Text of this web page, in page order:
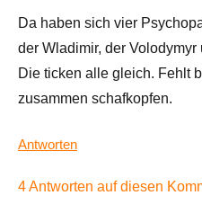
Da haben sich vier
der Wladimir, der Volodymyr
Die ticken alle gleich. Fehlt
zusammen schafkopfen.
Antworten
4 Antworten auf diesen